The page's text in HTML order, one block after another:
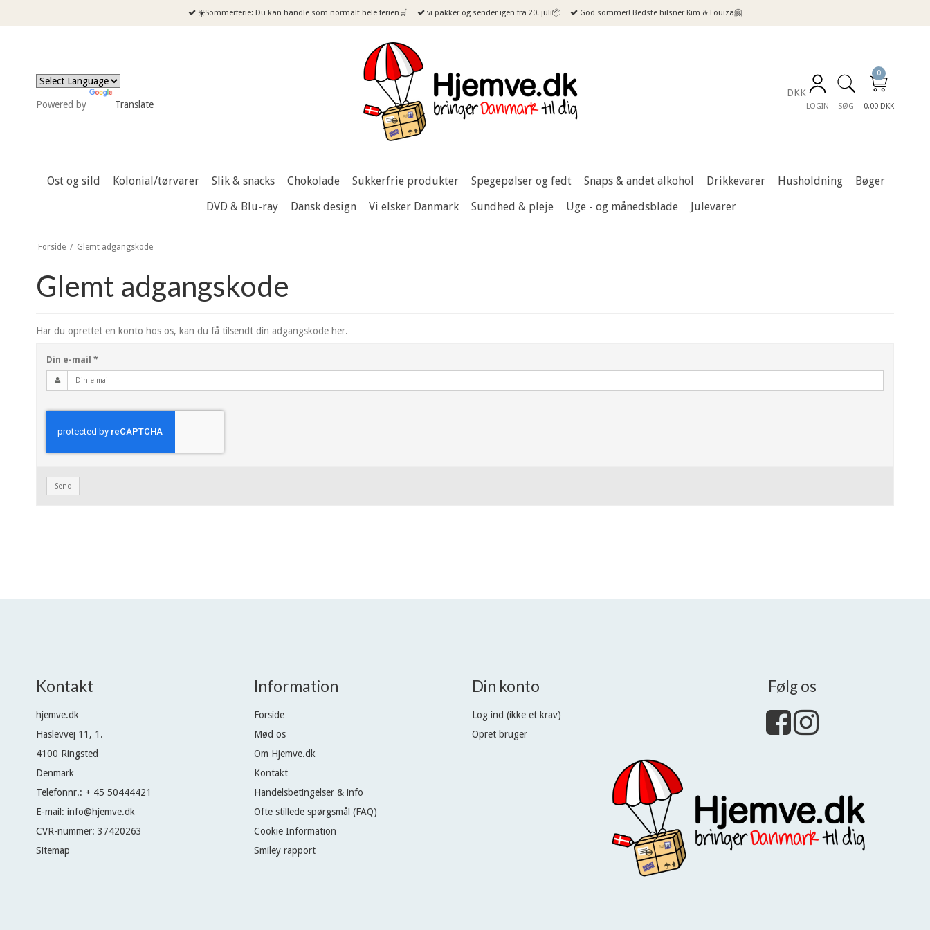
☀️Sommerferie: Du kan handle som normalt hele ferien🛒 vi pakker og sender igen fra 20. juli📦 God sommer! Bedste hilsner Kim & Louiza🤗
Powered by Translate
DKK
LOGIN SØG
0
0,00 DKK
Ost og sild Kolonial/tørvarer Slik & snacks Chokolade Sukkerfrie produkter Spegepølser og fedt Snaps & andet alkohol Drikkevarer Husholdning
Bøger
DVD & Blu-ray
Dansk design Vi elsker Danmark Sundhed & pleje Uge - og månedsblade Julevarer
Forside / Glemt adgangskode
Glemt adgangskode
Har du oprettet en konto hos os, kan du få tilsendt din adgangskode her.
Din e-mail *
Send
Kontakt
hjemve.dk
Haslevvej 11, 1.
4100 Ringsted
Denmark
Telefonnr.: + 45 50444421
E-mail : info@hjemve.dk
CVR-nummer: 37420263
Sitemap
Information
Forside
Mød os
Om Hjemve.dk
Kontakt
Handelsbetingelser & info
Ofte stillede spørgsmål (FAQ)
Cookie Information
Smiley rapport
Din konto
Log ind (ikke et krav)
Opret bruger
Følg os